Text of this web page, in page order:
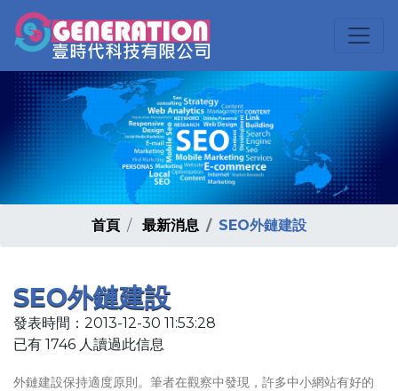
首頁 最新消息 SEO外鏈建設
SEO外鏈建設
發表時間：2013-12-30 11:53:28
已有 1746 人讀過此信息
外鏈建設保持適度原則。筆者在觀察中發現，許多中小網站有好的